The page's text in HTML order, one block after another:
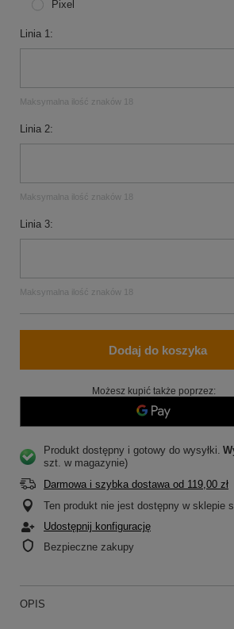
Pixel
Linia 1
Maksymalna ilość znaków 18
Linia 2
Maksymalna ilość znaków 18
Linia 3
Maksymalna ilość znaków 18
Dodaj do koszyka
Możesz kupić także poprzez:
Produkt dostępny i gotowy do wysyłki
szt. w magazynie)
Darmowa i szybka dostawa od 119,00 zł
Ten produkt nie jest dostępny w sklepie
Udostępnij konfigurację
Bezpieczne zakupy
OPIS